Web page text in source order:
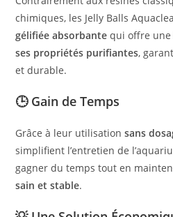
chimiques, les Jelly Balls
gélifiée absorbante qui offre une
ses propriétés purifiantes,
et durable.
🕒 Gain de Temps
Grâce à leur utilisationsans
simplifient l’entretien de
gagner du temps tout en
sain et stable.